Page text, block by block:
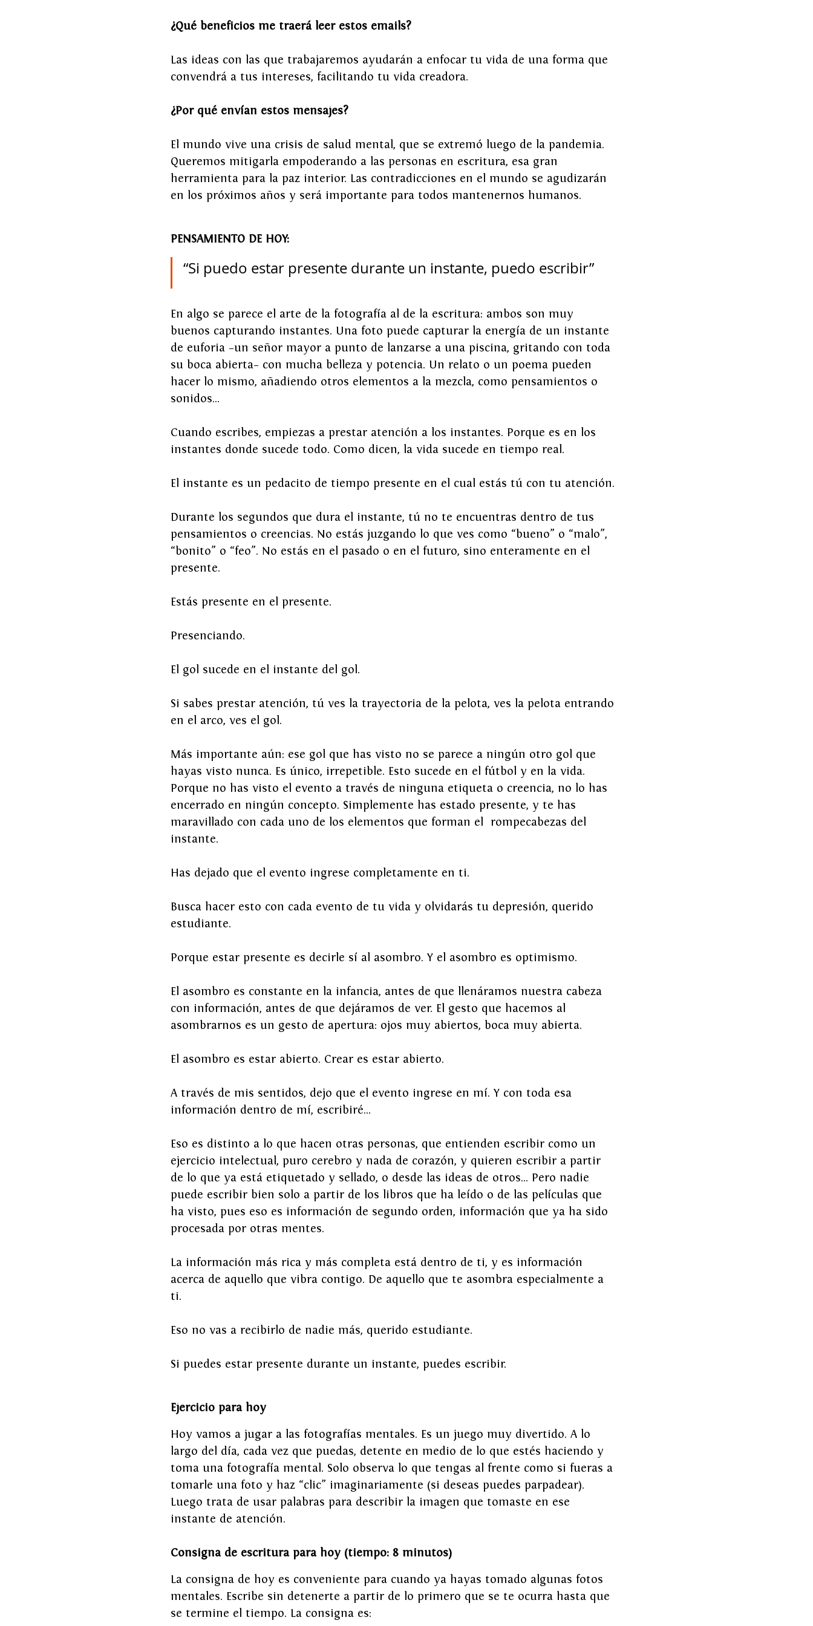
¿Qué beneficios me traerá leer estos emails?
Las ideas con las que trabajaremos ayudarán a enfocar tu vida de una forma que
convendrá a tus intereses, facilitando tu vida creadora.
¿Por qué envían estos mensajes?
El mundo vive una crisis de salud mental, que se extremó luego de la pandemia.
Queremos mitigarla empoderando a las personas en escritura, esa gran
herramienta para la paz interior. Las contradicciones en el mundo se agudizarán
en los próximos años y será importante para todos mantenernos humanos.
PENSAMIENTO DE HOY:
“Si puedo estar presente durante un instante, puedo escribir”
En algo se parece el arte de la fotografía al de la escritura: ambos son muy
buenos capturando instantes. Una foto puede capturar la energía de un instante
de euforia –un señor mayor a punto de lanzarse a una piscina, gritando con toda
su boca abierta– con mucha belleza y potencia. Un relato o un poema pueden
hacer lo mismo, añadiendo otros elementos a la mezcla, como pensamientos o
sonidos…
Cuando escribes, empiezas a prestar atención a los instantes. Porque es en los
instantes donde sucede todo. Como dicen, la vida sucede en tiempo real.
El instante es un pedacito de tiempo presente en el cual estás tú con tu atención.
Durante los segundos que dura el instante, tú no te encuentras dentro de tus
pensamientos o creencias. No estás juzgando lo que ves como “bueno” o “malo”,
“bonito” o “feo”. No estás en el pasado o en el futuro, sino enteramente en el
presente.
Estás presente en el presente.
Presenciando.
El gol sucede en el instante del gol.
Si sabes prestar atención, tú ves la trayectoria de la pelota, ves la pelota entrando
en el arco, ves el gol.
Más importante aún: ese gol que has visto no se parece a ningún otro gol que
hayas visto nunca. Es único, irrepetible. Esto sucede en el fútbol y en la vida.
Porque no has visto el evento a través de ninguna etiqueta o creencia, no lo has
encerrado en ningún concepto. Simplemente has estado presente, y te has
maravillado con cada uno de los elementos que forman el  rompecabezas del
instante.
Has dejado que el evento ingrese completamente en ti.
Busca hacer esto con cada evento de tu vida y olvidarás tu depresión, querido
estudiante.
Porque estar presente es decirle sí al asombro. Y el asombro es optimismo.
El asombro es constante en la infancia, antes de que llenáramos nuestra cabeza
con información, antes de que dejáramos de ver. El gesto que hacemos al
asombrarnos es un gesto de apertura: ojos muy abiertos, boca muy abierta.
El asombro es estar abierto. Crear es estar abierto.
A través de mis sentidos, dejo que el evento ingrese en mí. Y con toda esa
información dentro de mí, escribiré…
Eso es distinto a lo que hacen otras personas, que entienden escribir como un
ejercicio intelectual, puro cerebro y nada de corazón, y quieren escribir a partir
de lo que ya está etiquetado y sellado, o desde las ideas de otros… Pero nadie
puede escribir bien solo a partir de los libros que ha leído o de las películas que
ha visto, pues eso es información de segundo orden, información que ya ha sido
procesada por otras mentes.
La información más rica y más completa está dentro de ti, y es información
acerca de aquello que vibra contigo. De aquello que te asombra especialmente a
ti.
Eso no vas a recibirlo de nadie más, querido estudiante.
Si puedes estar presente durante un instante, puedes escribir.
Ejercicio para hoy
Hoy vamos a jugar a las fotografías mentales. Es un juego muy divertido. A lo
largo del día, cada vez que puedas, detente en medio de lo que estés haciendo y
toma una fotografía mental. Solo observa lo que tengas al frente como si fueras a
tomarle una foto y haz “clic” imaginariamente (si deseas puedes parpadear).
Luego trata de usar palabras para describir la imagen que tomaste en ese
instante de atención.
Consigna de escritura para hoy (tiempo: 8 minutos)
La consigna de hoy es conveniente para cuando ya hayas tomado algunas fotos
mentales. Escribe sin detenerte a partir de lo primero que se te ocurra hasta que
se termine el tiempo. La consigna es: